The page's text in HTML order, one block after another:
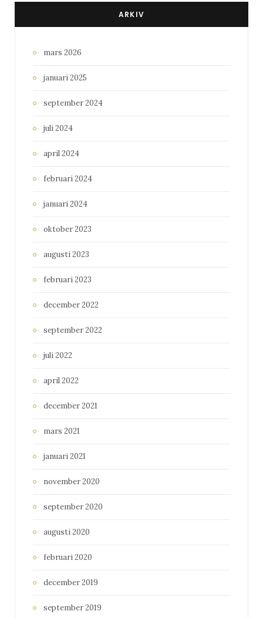
ARKIV
mars 2026
januari 2025
september 2024
juli 2024
april 2024
februari 2024
januari 2024
oktober 2023
augusti 2023
februari 2023
december 2022
september 2022
juli 2022
april 2022
december 2021
mars 2021
januari 2021
november 2020
september 2020
augusti 2020
februari 2020
december 2019
september 2019